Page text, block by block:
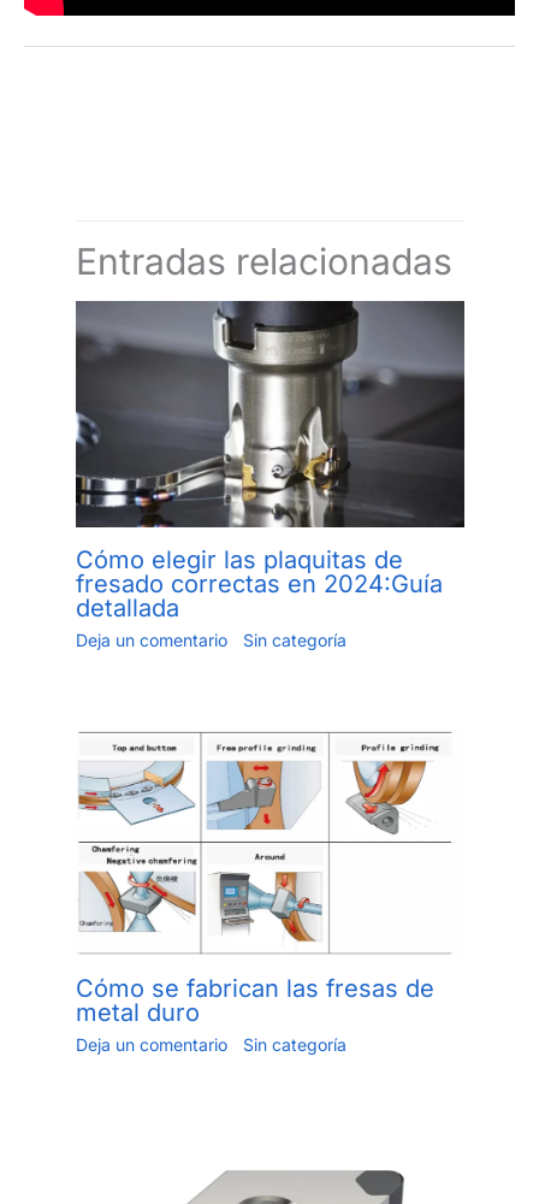
Entradas relacionadas
Cómo elegir las plaquitas de
fresado correctas en 2024:Guía
detallada
Deja un comentario Sin categoría
Cómo se fabrican las fresas de
metal duro
Deja un comentario Sin categoría